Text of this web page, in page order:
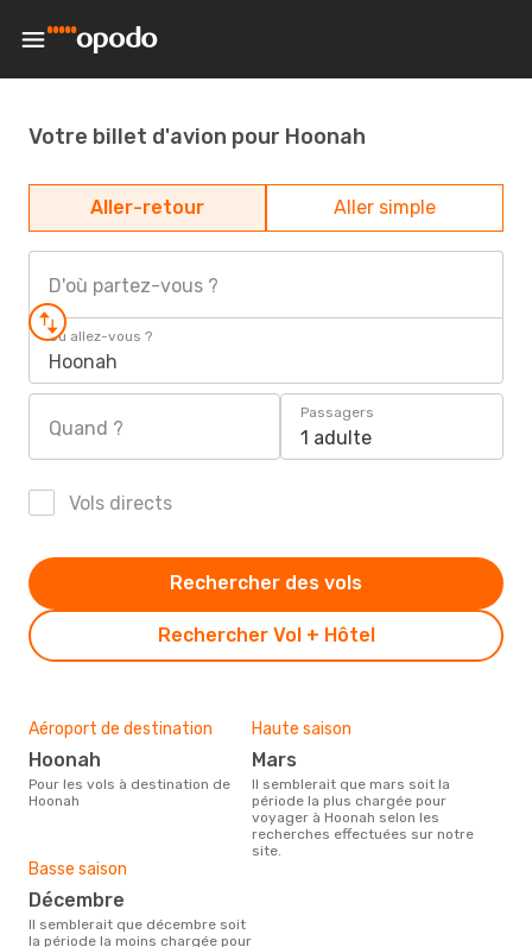
Votre billet d'avion pour Hoonah
Aller-retour Aller simple
D'où partez-vous ?
Où allez-vous ?
Hoonah
Quand ?
Passagers
1 adulte
Vols directs
Rechercher Vol + Hôtel
Rechercher des vols
Aéroport de destination
Hoonah
Pour les vols à destination de
Hoonah
Haute saison
mars
Il semblerait que mars soit la
période la plus chargée pour
voyager à Hoonah selon les
recherches effectuées sur notre
site.
Basse saison
décembre
Il semblerait que décembre soit
la période la moins chargée pour